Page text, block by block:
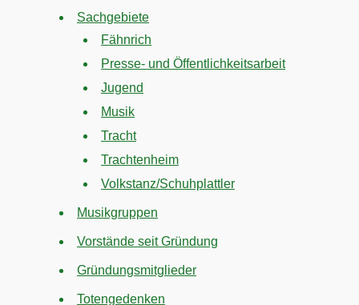
Sachgebiete
Fähnrich
Presse- und Öffentlichkeitsarbeit
Jugend
Musik
Tracht
Trachtenheim
Volkstanz/Schuhplattler
Musikgruppen
Vorstände seit Gründung
Gründungsmitglieder
Totengedenken